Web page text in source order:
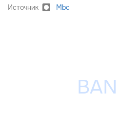
Источник Mbc